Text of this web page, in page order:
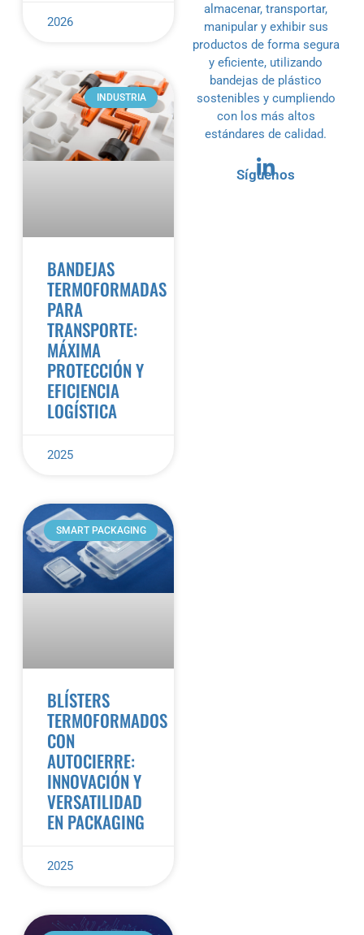
2026
INDUSTRIA
BANDEJAS
TERMOFORMADAS
PARA
TRANSPORTE:
MÁXIMA
PROTECCIÓN Y
EFICIENCIA
LOGÍSTICA
2025
SMART PACKAGING
BLÍSTERS
TERMOFORMADOS
CON
AUTOCIERRE:
INNOVACIÓN Y
VERSATILIDAD
EN PACKAGING
2025
almacenar, transportar,
manipular y exhibir sus
productos de forma segura
y eficiente, utilizando
bandejas de plástico
sostenibles y cumpliendo
con los más altos
estándares de calidad.
Síguenos